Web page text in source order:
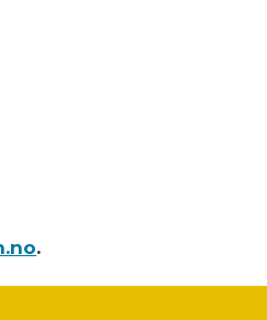
.